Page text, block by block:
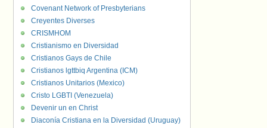
Covenant Network of Presbyterians
Creyentes Diverses
CRISMHOM
Cristianismo en Diversidad
Cristianos Gays de Chile
Cristianos lgttbiq Argentina (ICM)
Cristianos Unitarios (Mexico)
Cristo LGBTI (Venezuela)
Devenir un en Christ
Diaconía Cristiana en la Diversidad (Uruguay)